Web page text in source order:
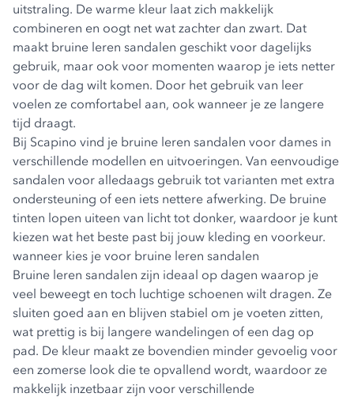
uitstraling. De warme kleur laat zich makkelijk
combineren en oogt net wat zachter dan zwart. Dat
maakt bruine leren sandalen geschikt voor dagelijks
gebruik, maar ook voor momenten waarop je iets netter
voor de dag wilt komen. Door het gebruik van leer
voelen ze comfortabel aan, ook wanneer je ze langere
tijd draagt.
Bij Scapino vind je bruine leren sandalen voor dames in
verschillende modellen en uitvoeringen. Van eenvoudige
sandalen voor alledaags gebruik tot varianten met extra
ondersteuning of een iets nettere afwerking. De bruine
tinten lopen uiteen van licht tot donker, waardoor je kunt
kiezen wat het beste past bij jouw kleding en voorkeur.
wanneer kies je voor bruine leren sandalen
Bruine leren sandalen zijn ideaal op dagen waarop je
veel beweegt en toch luchtige schoenen wilt dragen. Ze
sluiten goed aan en blijven stabiel om je voeten zitten,
wat prettig is bij langere wandelingen of een dag op
pad. De kleur maakt ze bovendien minder gevoelig voor
een zomerse look die te opvallend wordt, waardoor ze
makkelijk inzetbaar zijn voor verschillende